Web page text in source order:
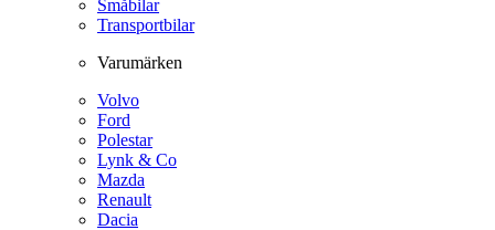
Småbilar
Transportbilar
Varumärken
Volvo
Ford
Polestar
Lynk & Co
Mazda
Renault
Dacia